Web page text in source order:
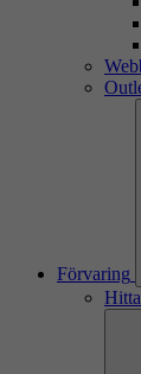
Förvaring